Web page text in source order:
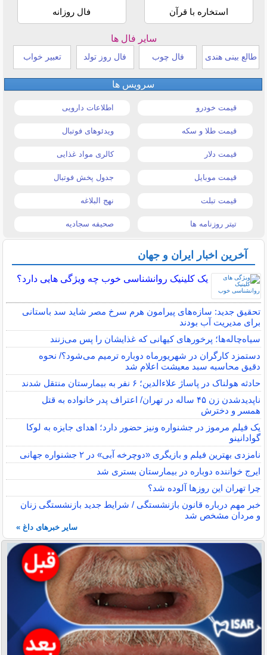
استخاره با قرآن فال روزانه
سایر فال ها
طالع بینی هندی فال چوب فال روز تولد تعبیر خواب
سرویس ها
قیمت خودرو اطلاعات دارویی
قیمت طلا و سکه ویدئوهای فوتبال
قیمت دلار کالری مواد غذایی
قیمت موبایل جدول پخش فوتبال
قیمت تبلت نهج البلاغه
تیتر روزنامه ها صحیفه سجادیه
آخرین اخبار ایران و جهان
یک کلینیک روانشناسی خوب چه ویژگی هایی دارد؟
تحقیق جدید: سازه‌های پیرامون هرم سرخ مصر شاید سد باستانی
برای مدیریت آب بودند
سیاه‌چاله‌ها؛ پرخورهای کیهانی که غذایشان را پس می‌زنند
دستمزد کارگران در شهریورماه دوباره ترمیم می‌شود؟/ نحوه
دقیق محاسبه سبد معیشت اعلام شد
حادثه هولناک در پاساژ علاءالدین؛ ۶ نفر به بیمارستان منتقل شدند
ناپدیدشدن زن ۴۵ ساله در تهران/ اعتراف پدر خانواده به قتل
همسر و دخترش
یک فیلم مرموز در جشنواره ونیز حضور دارد؛ اهدای جایزه به لوکا
گوادانینو
نامزدی بهترین فیلم و بازیگری «دوچرخه آبی» در ۲ جشنواره جهانی
ایرج خواننده دوباره در بیمارستان بستری شد
چرا تهران این روزها آلوده شد؟
خبر مهم درباره قانون بازنشستگی / شرایط جدید بازنشستگی زنان
و مردان مشخص شد
سایر خبرهای داغ »